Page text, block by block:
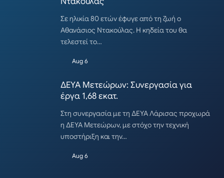
Σε ηλικία 80 ετών έφυγε από τη ζωή ο
Αθανάσιος Ντακούλας. Η κηδεία του θα
τελεστεί το…
Aug 6
ΔΕΥΑ Μετεώρων: Συνεργασία για
έργα 1,68 εκατ.
Στη συνεργασία με τη ΔΕΥΑ Λάρισας προχωρά
η ΔΕΥΑ Μετεώρων, με στόχο την τεχνική
υποστήριξη και την…
Aug 6